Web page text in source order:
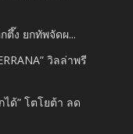
ตึ๊ง ยกทัพจัดผ...
วิลล่าพรี
ได้” โตโยต้า ลด